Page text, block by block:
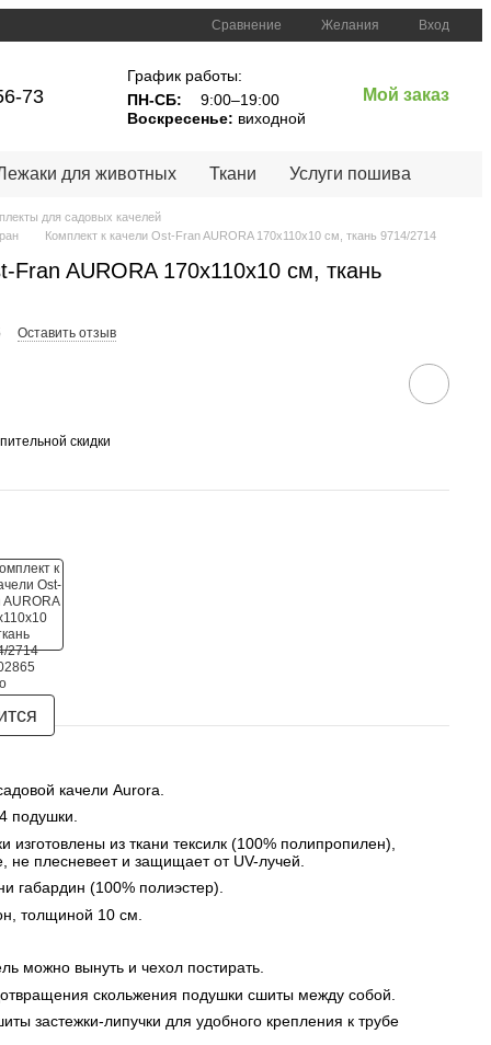
Сравнение Желания Вход
73
График работы:
ПН-СБ:
9:00–19:00
Воскресенье: виходной
Мой заказ
для животных Ткани Услуги пошива
для садовых качелей
Комплект к качели Ost-Fran AURORA 170x110x10 см, ткань 9714/2714
Fran AURORA 170x110x10 см, ткань
Оставить отзыв
скидки
качели Aurora.
подушки.
из ткани тексилк (100% полипропилен),
не плесневеет и защищает от UV-лучей.
габардин (100% полиэстер).
толщиной 10 см.
можно вынуть и чехол постирать.
скольжения подушки сшиты между собой.
застежки-липучки для удобного крепления к трубе